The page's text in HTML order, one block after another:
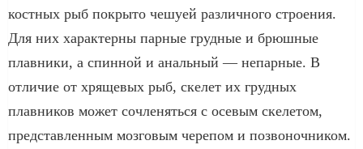
костных рыб покрыто чешуей различного строения.
Для них характерны парные грудные и брюшные
плавники, а спинной и анальный — непарные. В
отличие от хрящевых рыб, скелет их грудных
плавников может сочленяться с осевым скелетом,
представленным мозговым черепом и позвоночником.